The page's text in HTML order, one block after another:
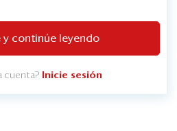
y continúe leyendo
cuenta? Inicie sesión